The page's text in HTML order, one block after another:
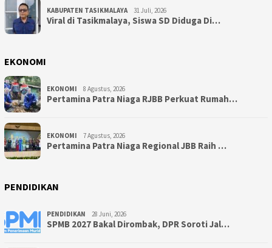
KABUPATEN TASIKMALAYA 31 Juli, 2026
Viral di Tasikmalaya, Siswa SD Diduga Di…
EKONOMI
EKONOMI 8 Agustus, 2026
Pertamina Patra Niaga RJBB Perkuat Rumah…
EKONOMI 7 Agustus, 2026
Pertamina Patra Niaga Regional JBB Raih …
PENDIDIKAN
PENDIDIKAN 28 Juni, 2026
SPMB 2027 Bakal Dirombak, DPR Soroti Jal…